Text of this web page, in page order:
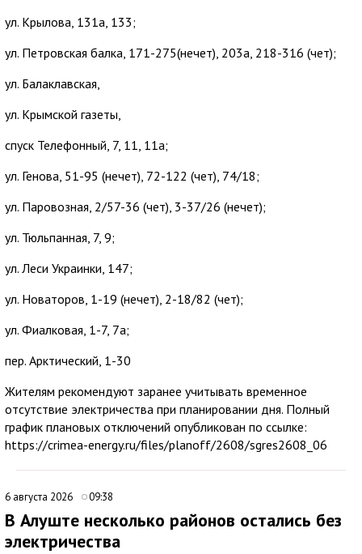
ул. Крылова, 131а, 133;
ул. Петровская балка, 171-275(нечет), 203а, 218-316 (чет);
ул. Балаклавская,
ул. Крымской газеты,
спуск Телефонный, 7, 11, 11а;
ул. Генова, 51-95 (нечет), 72-122 (чет), 74/18;
ул. Паровозная, 2/57-36 (чет), 3-37/26 (нечет);
ул. Тюльпанная, 7, 9;
ул. Леси Украинки, 147;
ул. Новаторов, 1-19 (нечет), 2-18/82 (чет);
ул. Фиалковая, 1-7, 7а;
пер. Арктический, 1-30
Жителям рекомендуют заранее учитывать временное
отсутствие электричества при планировании дня. Полный
график плановых отключений опубликован по ссылке:
https://crimea-energy.ru/files/planoff/2608/sgres2608_06
6 августа 2026 09:38
В Алуште несколько районов остались без
электричества